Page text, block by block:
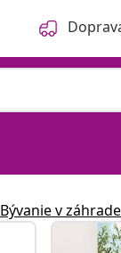
Bývanie v záhrade